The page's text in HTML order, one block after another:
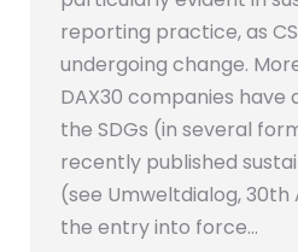
reporting practice, as
undergoing change.
DAX30 companies
the SDGs (in several
recently published
(see Umweltdialog, 30th
the entry into force…